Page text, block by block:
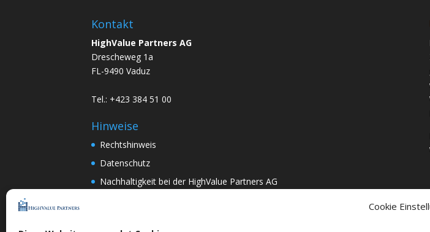
Cookie
Kontakt
HighValue Partners AG
Drescheweg 1a
FL-9490 Vaduz
Tel.: +423 384 51 00
Hinweise
Rechtshinweis
Datenschutz
Nachhaltigkeit bei der HighValue Partners AG